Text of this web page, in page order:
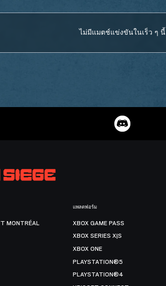
ไม่มีแมตช์แข่งขันในเร็ว ๆ นี้
MONTRÉAL
แพลตฟอร์ม
XBOX GAME PASS
XBOX SERIES X|S
XBOX ONE
PLAYSTATION®5
PLAYSTATION®4